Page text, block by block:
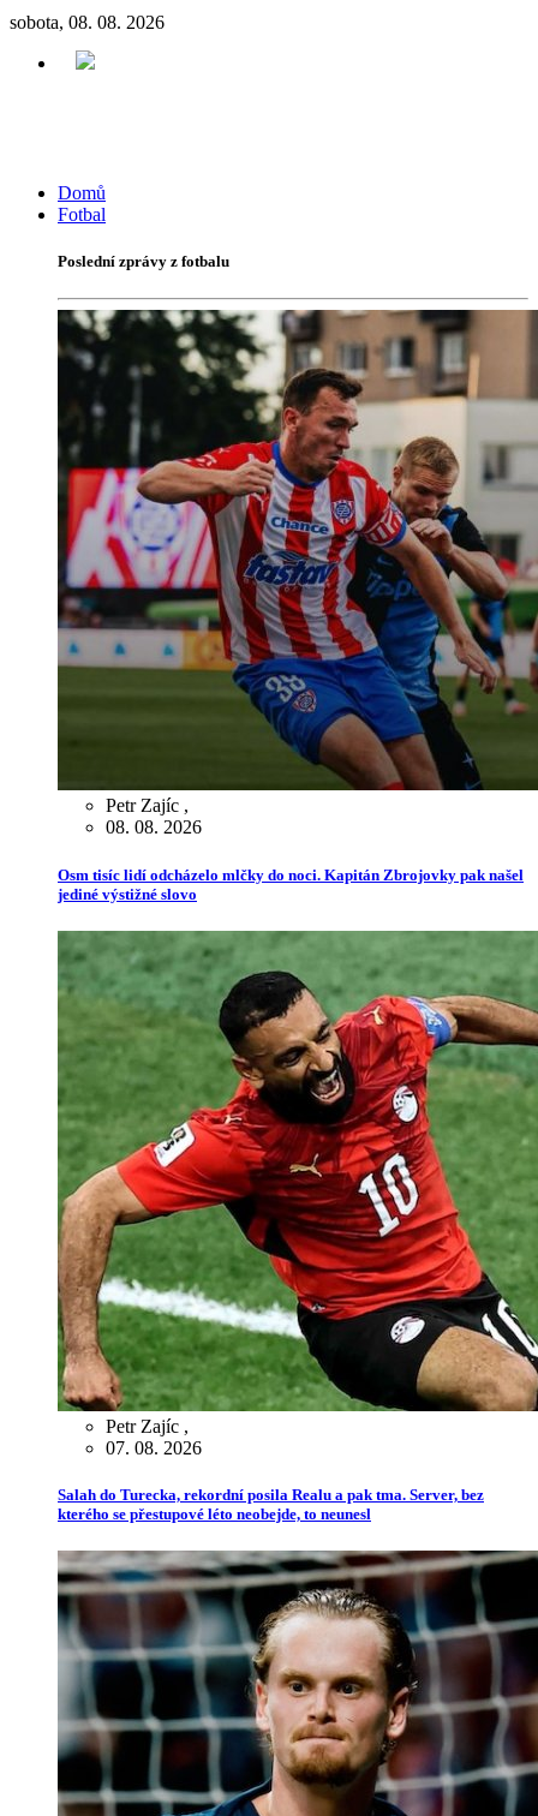
sobota, 08. 08. 2026
Domů
Fotbal
Poslední zprávy z fotbalu
Petr Zajíc ,
08. 08. 2026
Osm tisíc lidí odcházelo mlčky do noci. Kapitán Zbrojovky pak našel
jediné výstižné slovo
Petr Zajíc ,
07. 08. 2026
Salah do Turecka, rekordní posila Realu a pak tma. Server, bez
kterého se přestupové léto neobejde, to neunesl